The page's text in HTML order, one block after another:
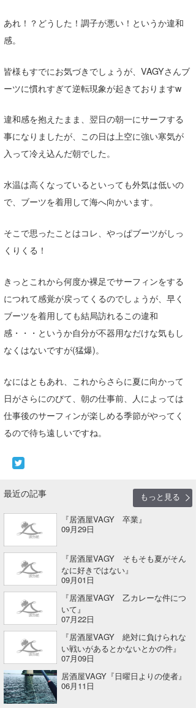
あれ！？どうした！調子が悪い！というか違和
感。
皆様もすでにお気づきでしょうが、VAGYさんブ
ーツに慣れすぎて逆転現象が起きておりますw
違和感を抱えたまま、翌日の朝一にサーフする
事になりましたが、この日は上空に強い寒気が
入って冷え込んだ朝でした。
水温は高くなっているといっても外気は低いの
で、ブーツを着用して海へ向かいます。
そこで思ったことはコレ、やっぱブーツがしっ
くりくる！
きっとこれから何度か裸足でサーフィンをする
につれて感覚が戻ってくるのでしょうが、早く
ブーツを着用しても結局訪れるこの違和
感・・・というか自分が不器用なだけな気もし
なくはないですが(猛爆)。
なにはともあれ、これからさらに夏に向かって
日がさらにのびて、朝の仕事前、人によっては
仕事後のサーフィンが楽しめる季節がやってく
るので待ち遠しいですね。
最近の記事
もっと見る
『居酒屋VAGY 卒業』
09月29日
『居酒屋VAGY そもそも夏がそん
なに好きではない』
09月01日
『居酒屋VAGY 乙カレーな件につ
いて』
07月22日
『居酒屋VAGY 絶対に負けられな
い戦いがあるとかないとかの件』
07月09日
居酒屋VAGY『日曜日よりの使者』
06月11日
OYZ
Soulman
waka☆=
YUKI☆
ハンマー
まっきー
三輪予報士
小川予報士
上田純子
上條将美
唐澤予報士
SancheZ
ゴン
米山予報士
Mr.K
chappy
Romisea